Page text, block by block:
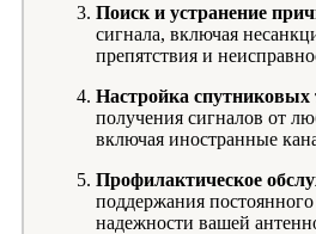
Поиск и устранение
сигнала, включая
препятствия и
Настройка спутниковых
получения сигналов от
включая иностранные
Профилактическое
поддержания постоянного
надежности вашей